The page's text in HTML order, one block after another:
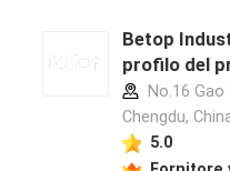
Betop
profilo del
No.16 Gao
Chengdu,
5.0